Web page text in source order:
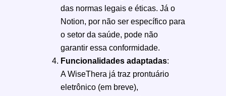
das normas legais e éticas. Já o
Notion, por não ser específico para
o setor da saúde, pode não
garantir essa conformidade.
Funcionalidades adaptadas:
A WiseThera já traz prontuário
eletrônico (em breve),